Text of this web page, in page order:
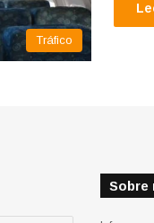
Tráfico
Sobre